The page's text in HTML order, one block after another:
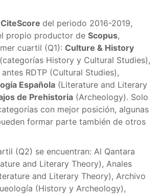
CiteScore del periodo 2016-2019,
propio productor de Scopus,
cuartil (Q1): Culture & History
(categorías History y Cultural Studies),
RDTP (Cultural Studies),
Española(Literature and Literary
de Prehistoria(Archeology). Solo
con mejor posición, algunas
formar parte también de otros
(Q2) se encuentran: Al Qantara
and Literary Theory), Anales
and Literary Theory), Archivo
(History y Archeology),